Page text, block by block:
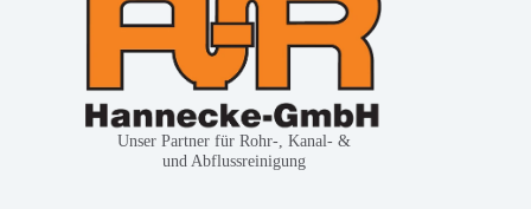
Unser Partner für Rohr-, Kanal- &
und Abflussreinigung